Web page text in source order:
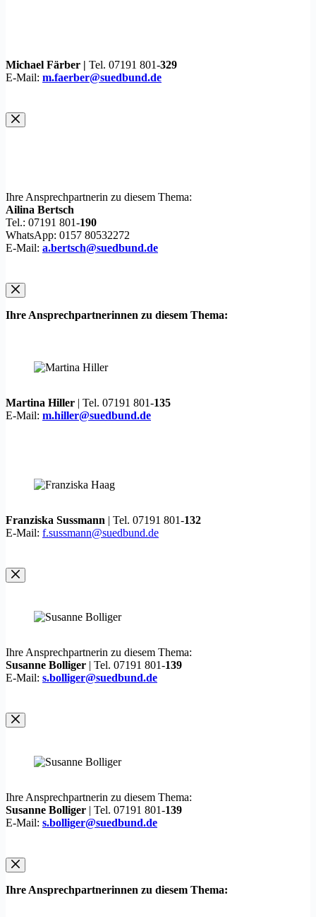
Michael Färber | Tel. 07191 801-329
E-Mail: m.faerber@suedbund.de
Ihre Ansprechpartnerin zu diesem Thema:
Ailina Bertsch
Tel.: 07191 801-190
WhatsApp: 0157 80532272
E-Mail: a.bertsch@suedbund.de
Ihre Ansprechpartnerinnen zu diesem Thema:
Martina Hiller | Tel. 07191 801-135
E-Mail: m.hiller@suedbund.de
Franziska Sussmann | Tel. 07191 801-132
E-Mail: f.sussmann@suedbund.de
Ihre Ansprechpartnerin zu diesem Thema:
Susanne Bolliger | Tel. 07191 801-139
E-Mail: s.bolliger@suedbund.de
Ihre Ansprechpartnerin zu diesem Thema:
Susanne Bolliger | Tel. 07191 801-139
E-Mail: s.bolliger@suedbund.de
Ihre Ansprechpartnerinnen zu diesem Thema: